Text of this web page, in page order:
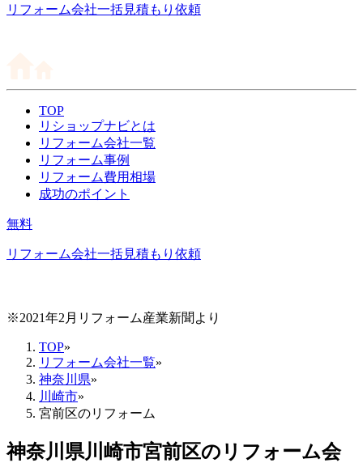
リフォーム会社一括見積もり依頼
TOP
リショップナビとは
リフォーム会社一覧
リフォーム事例
リフォーム費用相場
成功のポイント
無料
リフォーム会社一括見積もり依頼
※2021年2月リフォーム産業新聞より
TOP»
リフォーム会社一覧»
神奈川県»
川崎市»
宮前区のリフォーム
神奈川県川崎市宮前区のリフォーム会